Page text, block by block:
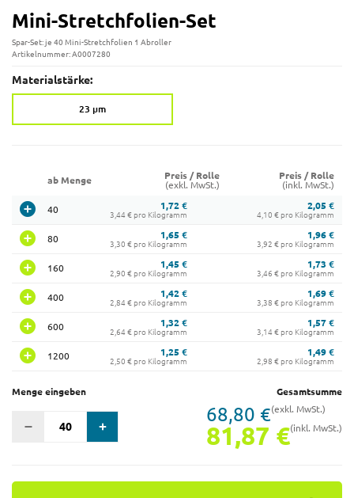
Mini-Stretchfolien-Set
Spar-Set: je 40 Mini-Stretchfolien 1 Abroller
Artikelnummer: A0007280
Materialstärke:
23 µm
ab Menge
Preis / Rolle
(exkl. MwSt.)
Preis / Rolle
(inkl. MwSt.)
40 1,72 €
3,44 € pro Kilogramm
2,05 €
4,10 € pro Kilogramm
80 1,65 €
3,30 € pro Kilogramm
1,96 €
3,92 € pro Kilogramm
160 1,45 €
2,90 € pro Kilogramm
1,73 €
3,46 € pro Kilogramm
400 1,42 €
2,84 € pro Kilogramm
1,69 €
3,38 € pro Kilogramm
600 1,32 €
2,64 € pro Kilogramm
1,57 €
3,14 € pro Kilogramm
1200 1,25 €
2,50 € pro Kilogramm
1,49 €
2,98 € pro Kilogramm
Menge eingeben Gesamtsumme
68,80 €(exkl. MwSt.)
81,87 €(inkl. MwSt.)